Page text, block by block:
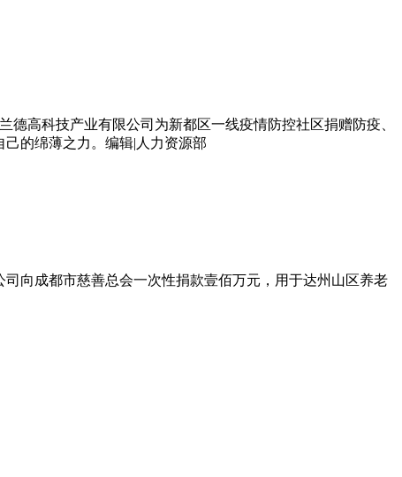
德高科技产业有限公司为新都区一线疫情防控社区捐赠防疫、
的绵薄之力。编辑|人力资源部
向成都市慈善总会一次性捐款壹佰万元，用于达州山区养老